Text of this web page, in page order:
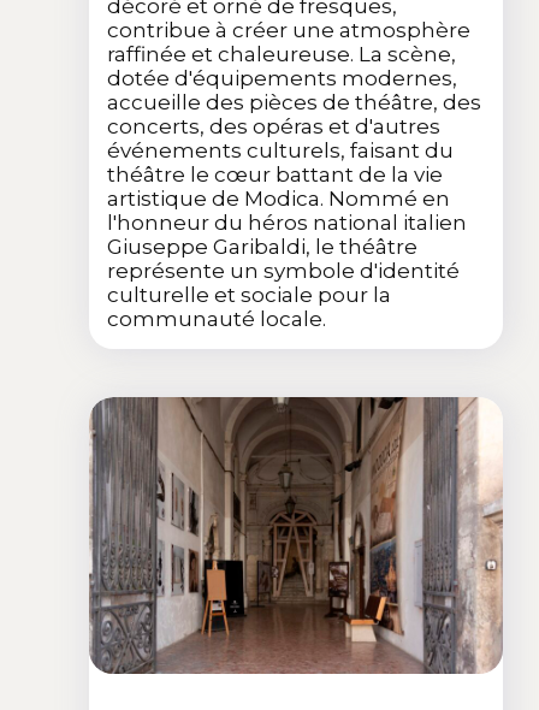
décoré et orné de fresques,
contribue à créer une atmosphère
raffinée et chaleureuse. La scène,
dotée d'équipements modernes,
accueille des pièces de théâtre, des
concerts, des opéras et d'autres
événements culturels, faisant du
théâtre le cœur battant de la vie
artistique de Modica. Nommé en
l'honneur du héros national italien
Giuseppe Garibaldi, le théâtre
représente un symbole d'identité
culturelle et sociale pour la
communauté locale.